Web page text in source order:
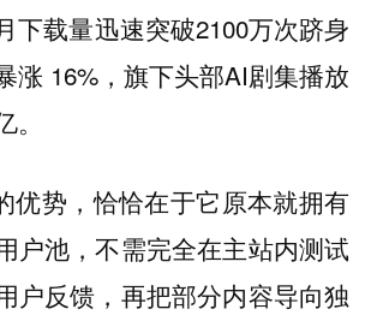
下载量迅速突破2100万次跻身
涨 16%，旗下头部AI剧集播放
优势，恰恰在于它原本就拥有
户池，不需完全在主站内测试
户反馈，再把部分内容导向独